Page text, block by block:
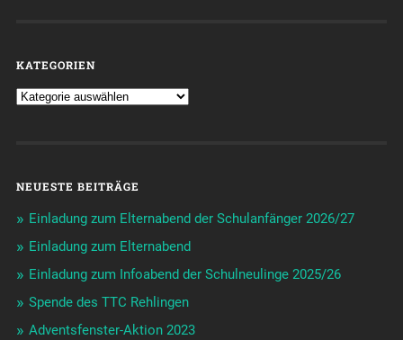
KATEGORIEN
NEUESTE BEITRÄGE
Einladung zum Elternabend der Schulanfänger 2026/27
Einladung zum Elternabend
Einladung zum Infoabend der Schulneulinge 2025/26
Spende des TTC Rehlingen
Adventsfenster-Aktion 2023